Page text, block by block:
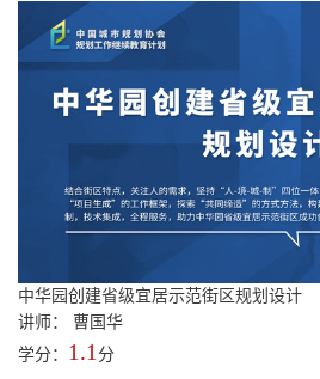
中华园创建省级宜居示范街区规划设计
讲师： 曹国华
学分： 1.1 分